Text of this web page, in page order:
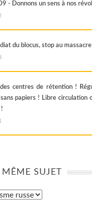
- Donnons un sens à nos
du blocus, stop au massacre
centres de rétention !
papiers ! Libre circulation
MÊME SUJET